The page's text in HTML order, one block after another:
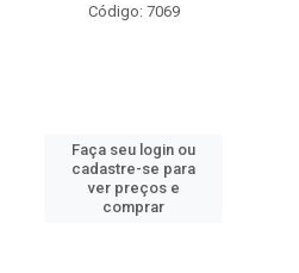
Código: 7069
Faça seu login ou
cadastre-se para
ver preços e
comprar